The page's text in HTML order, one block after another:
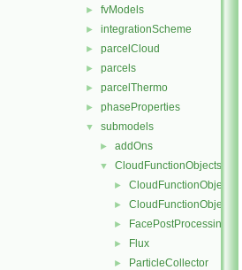
► fvModels
► integrationScheme
► parcelCloud
► parcels
► parcelThermo
► phaseProperties
▼ submodels
► addOns
▼ CloudFunctionObjects
► CloudFunctionObject
► CloudFunctionObjectList
► FacePostProcessing
► Flux
► ParticleCollector